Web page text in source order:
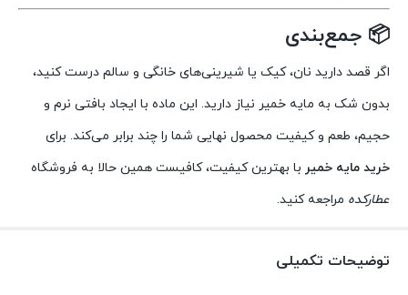
📦 جمع‌بندی
اگر قصد دارید نان، کیک یا شیرینی‌های خانگی و سالم درست کنید،
بدون شک به مایه خمیر نیاز دارید. این ماده با ایجاد بافتی نرم و
حجیم، طعم و کیفیت محصول نهایی شما را چند برابر می‌کند. برای
خرید مایه خمیر با بهترین کیفیت، کافیست همین حالا به فروشگاه
عطارکده مراجعه کنید.
توضیحات تکمیلی